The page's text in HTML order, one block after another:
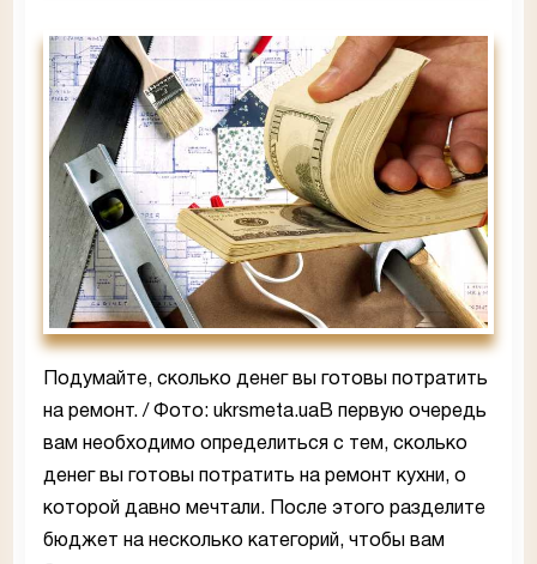
Подумайте, сколько денег вы готовы потратить
на ремонт. / Фото: ukrsmeta.uaВ первую очередь
вам необходимо определиться с тем, сколько
денег вы готовы потратить на ремонт кухни, о
которой давно мечтали. После этого разделите
бюджет на несколько категорий, чтобы вам